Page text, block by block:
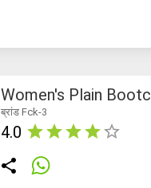
Women's Plain
ब्रांड Fck-3
4.0